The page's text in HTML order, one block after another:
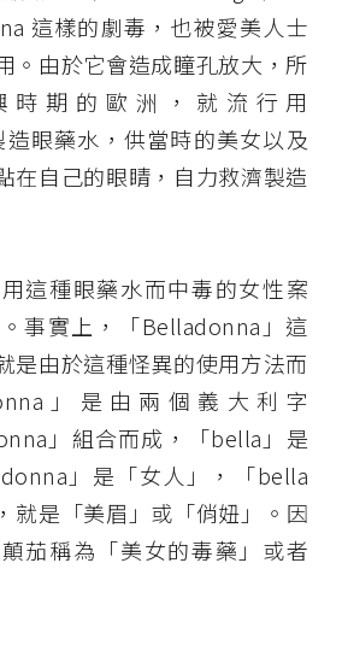
這樣的劇毒，也被愛美人士
。由於它會造成瞳孔放大，所
時期的歐洲，就流行用
眼藥水，供當時的美女以及
在自己的眼睛，自力救濟製造
這種眼藥水而中毒的女性案
事實上，「Belladonna」這
是由於這種怪異的使用方法而
」是由兩個義大利字
」組合而成，「bella」是
donna」是「女人」，「bella
就是「美眉」或「俏妞」。因
茄稱為「美女的毒藥」或者